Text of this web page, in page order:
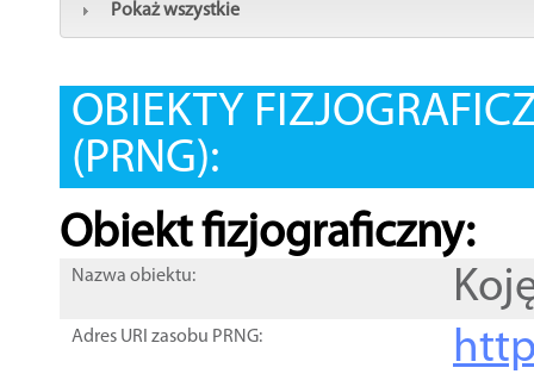
Pokaż wszystkie
OBIEKTY
(PRNG):
Obiekt fizjograficzny:
Nazwa obiektu:
Adres URI zasobu PRNG: